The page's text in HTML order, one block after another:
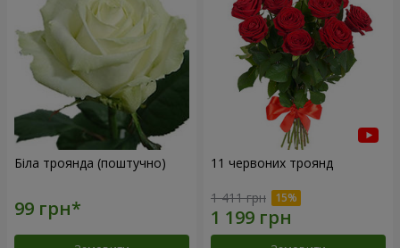
Біла троянда (поштучно) 11 червоних троянд
1 411 грн